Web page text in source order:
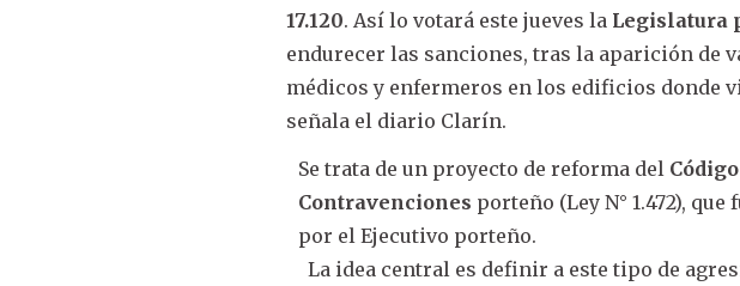
17.120. Así lo votará este jueves la Legislatura
endurecer las sanciones, tras la aparición de
médicos y enfermeros en los edificios donde
señala el diario Clarín.
Se trata de un proyecto de reforma del
Contravenciones porteño (Ley N° 1.472),
por el Ejecutivo porteño.
La idea central es definir a este tipo de